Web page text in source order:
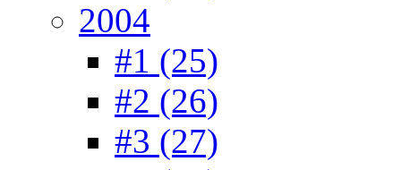
2004
#1 (25)
#2 (26)
#3 (27)